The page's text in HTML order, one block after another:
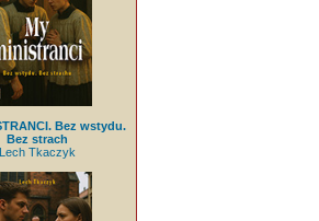
Bez wstydu.
Bez strach
Lech Tkaczyk